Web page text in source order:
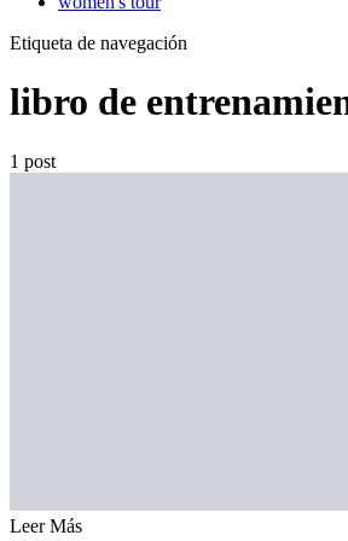
Etiqueta de navegación
libro de
1 post
Leer Más